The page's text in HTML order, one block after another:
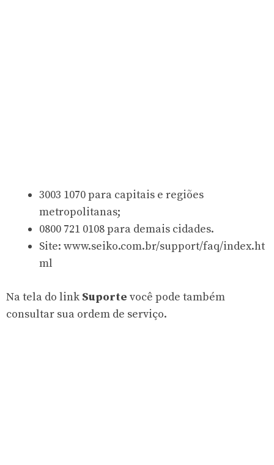
3003 1070 para capitais e regiões
metropolitanas;
0800 721 0108 para demais cidades.
Site: www.seiko.com.br/support/faq/index.ht
ml
Na tela do link Suporte você pode também
consultar sua ordem de serviço.